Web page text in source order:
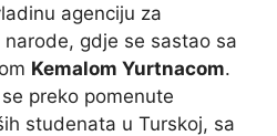
agenciju za
gdje se sastao sa
Kemalom Yurtnacom.
preko pomenute
studenata u Turskoj, sa